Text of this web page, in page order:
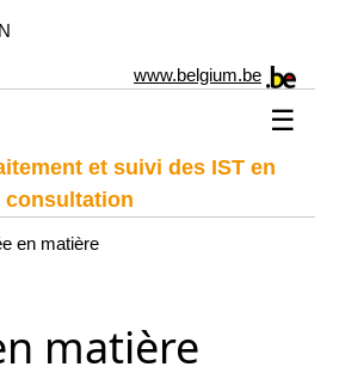
www.belgium.be
☰
et suivi des IST en
consultation
en matière
matière